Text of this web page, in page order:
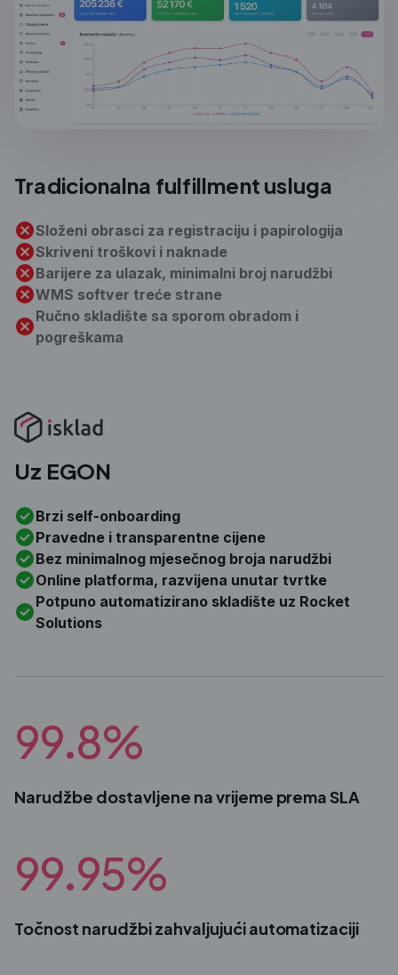
Tradicionalna fulfillment usluga
Složeni obrasci za registraciju i papirologija
Skriveni troškovi i naknade
Barijere za ulazak, minimalni broj narudžbi
WMS softver treće strane
Ručno skladište sa sporom obradom i
pogreškama
Uz EGON
Brzi self-onboarding
Pravedne i transparentne cijene
Bez minimalnog mjesečnog broja narudžbi
Online platforma, razvijena unutar tvrtke
Potpuno automatizirano skladište uz Rocket
Solutions
99.8%
Narudžbe dostavljene na vrijeme prema SLA
99.95%
Točnost narudžbi zahvaljujući automatizaciji